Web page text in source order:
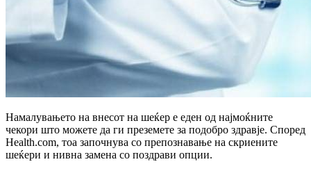
Намалувањето на внесот на шеќер е еден од најмоќните
чекори што можете да ги преземете за подобро здравје. Според
Health.com, тоа започнува со препознавање на скриените
шеќери и нивна замена со поздрави опции.